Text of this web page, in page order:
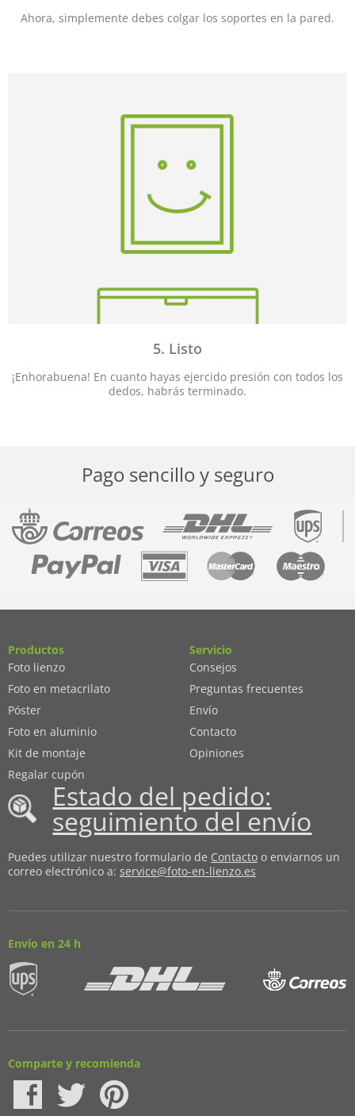
Ahora, simplemente debes colgar los soportes en la pared.
5. Listo
¡Enhorabuena! En cuanto hayas ejercido presión con todos los
dedos, habrás terminado.
Pago sencillo y seguro
Productos
Foto lienzo
Foto en metacrilato
Póster
Foto en aluminio
Kit de montaje
Regalar cupón
Servicio
Consejos
Preguntas frecuentes
Envío
Contacto
Opiniones
Estado del pedido:
seguimiento del envío
Puedes utilizar nuestro formulario de Contacto o enviarnos un
correo electrónico a: service@foto-en-lienzo.es
Envío en 24 h
Comparte y recomienda